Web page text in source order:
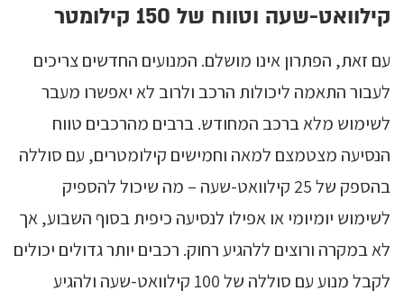
קילוואט-שעה וטווח של 150 קילומטר
עם זאת, הפתרון אינו מושלם. המנועים החדשים צריכים
לעבור התאמה ליכולות הרכב ולרוב לא יאפשרו מעבר
לשימוש מלא ברכב המחודש. ברבים מהרכבים טווח
הנסיעה מצטמצם למאה וחמישים קילומטרים, עם סוללה
בהספק של 25 קילוואט-שעה – מה שיכול להספיק
לשימוש יומיומי או אפילו לנסיעה כיפית בסוף השבוע, אך
לא במקרה ורוצים ללהגיע רחוק. רכבים יותר גדולים יכולים
לקבל מנוע עם סוללה של 100 קילוואט-שעה ולהגיע